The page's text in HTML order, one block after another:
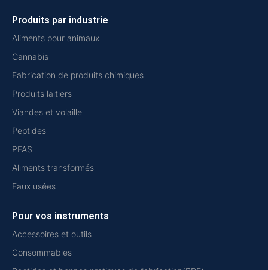
Produits par industrie
Aliments pour animaux
Cannabis
Fabrication de produits chimiques
Produits laitiers
Viandes et volaille
Peptides
PFAS
Aliments transformés
Eaux usées
Pour vos instruments
Accessoires et outils
Consommables